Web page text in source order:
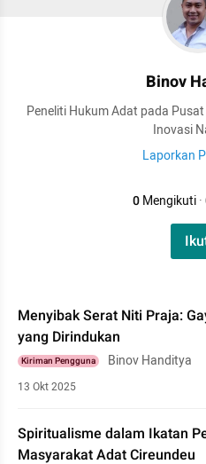
Binov
Peneliti Hukum Adat pada
Inovasi
Laporkan
0Mengikuti·
Menyibak Serat Niti Praja:
yang Dirindukan
Kiriman Pengguna Binov Handitya
13 Okt 2025
Spiritualisme dalam Ikatan
Masyarakat Adat Cireundeu